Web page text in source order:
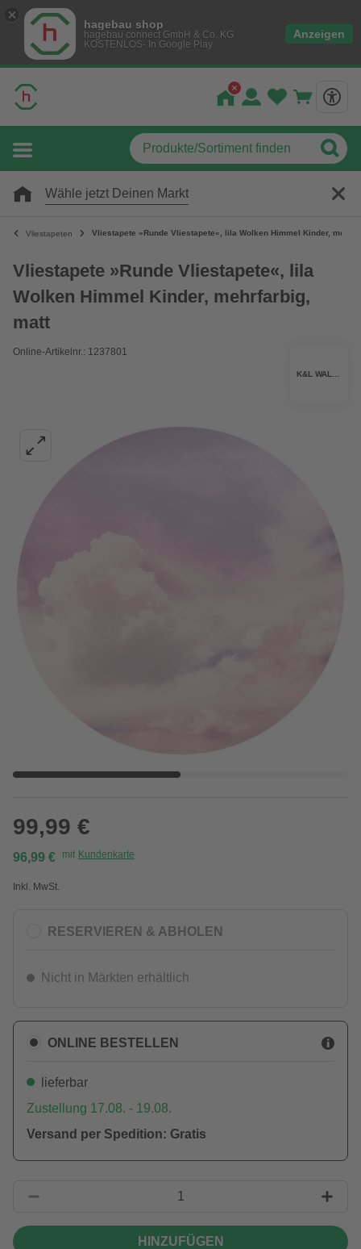
hagebau shop
hagebau connect GmbH & Co. KG
KOSTENLOS- In Google Play
Anzeigen
Wähle jetzt Deinen Markt
Vliestapeten Vliestapete »Runde Vliestapete«, lila Wolken Himmel Kinder,
Vliestapete »Runde Vliestapete«, lila
Wolken Himmel Kinder, mehrfarbig,
matt
Online-Artikelnr.: 1237801
99,99 €
96,99 € mit Kundenkarte
Inkl. MwSt.
RESERVIEREN & ABHOLEN
Nicht in Märkten erhältlich
ONLINE BESTELLEN
lieferbar
Zustellung 17.08. - 19.08.
Versand per Spedition: Gratis
HINZUFÜGEN